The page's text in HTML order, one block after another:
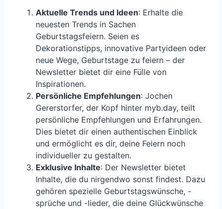
Aktuelle Trends und Ideen: Erhalte die
neuesten Trends in Sachen
Geburtstagsfeiern. Seien es
Dekorationstipps, innovative Partyideen oder
neue Wege, Geburtstage zu feiern – der
Newsletter bietet dir eine Fülle von
Inspirationen.
Persönliche Empfehlungen: Jochen
Gererstorfer, der Kopf hinter myb.day, teilt
persönliche Empfehlungen und Erfahrungen.
Dies bietet dir einen authentischen Einblick
und ermöglicht es dir, deine Feiern noch
individueller zu gestalten.
Exklusive Inhalte: Der Newsletter bietet
Inhalte, die du nirgendwo sonst findest. Dazu
gehören spezielle Geburtstagswünsche, -
sprüche und -lieder, die deine Glückwünsche